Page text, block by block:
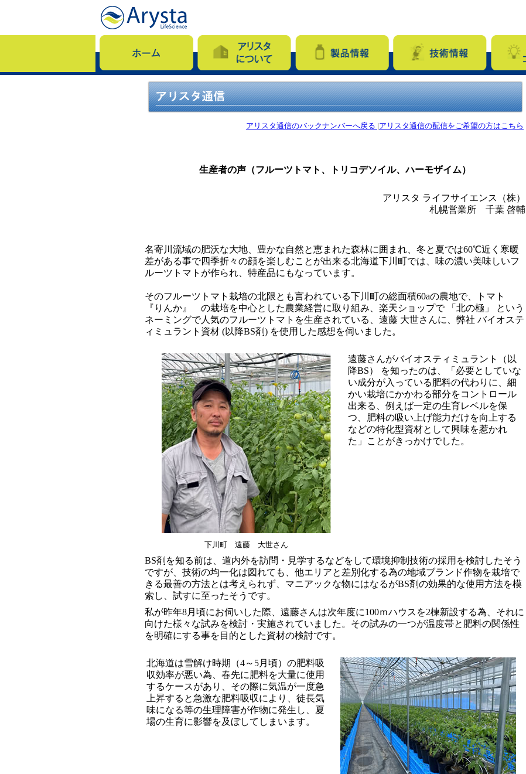
アリスタ通信のバックナンバーへ戻る |アリスタ通信の配信をご希望の方はこちら
生産者の声（フルーツトマト、トリコデソイル、ハーモザイム）
アリスタ ライフサイエンス（株）
札幌営業所 千葉 啓輔
名寄川流域の肥沃な大地、豊かな自然と恵まれた森林に囲まれ、冬と夏では60℃近く寒暖
差がある事で四季折々の顔を楽しむことが出来る北海道下川町では、味の濃い美味しいフ
ルーツトマトが作られ、特産品にもなっています。
そのフルーツトマト栽培の北限とも言われている下川町の総面積60aの農地で、トマト
『りんか』 の栽培を中心とした農業経営に取り組み、楽天ショップで 「北の極」 という
ネーミングで人気のフルーツトマトを生産されている、遠藤 大世さんに、弊社 バイオステ
ィミュラント資材 (以降BS剤) を使用した感想を伺いました。
遠藤さんがバイオスティミュラント（以
降BS） を知ったのは、「必要としていな
い成分が入っている肥料の代わりに、細
かい栽培にかかわる部分をコントロール
出来る、例えば一定の生育レベルを保
つ、肥料の吸い上げ能力だけを向上する
などの特化型資材として興味を惹かれ
た」ことがきっかけでした。
下川町 遠藤 大世さん
BS剤を知る前は、道内外を訪問・見学するなどをして環境抑制技術の採用を検討したそう
ですが、技術の均一化は図れても、他エリアと差別化する為の地域ブランド作物を栽培で
きる最善の方法とは考えられず、マニアックな物にはなるがBS剤の効果的な使用方法を模
索し、試すに至ったそうです。
私が昨年8月頃にお伺いした際、遠藤さんは次年度に100ｍハウスを2棟新設する為、それに
向けた様々な試みを検討・実施されていました。その試みの一つが温度帯と肥料の関係性
を明確にする事を目的とした資材の検討です。
北海道は雪解け時期（4～5月頃）の肥料吸
収効率が悪い為、春先に肥料を大量に使用
するケースがあり、その際に気温が一度急
上昇すると急激な肥料吸収により、徒長気
味になる等の生理障害が作物に発生し、夏
場の生育に影響を及ぼしてしまいます。